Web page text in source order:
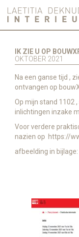
IK ZIE U OP
OKTOBER 2021
Na een ganse tijd ,
ontvangen op
Op mijn stand 1102
inlichtingen inzake
Voor verdere
nazien op https://
afbeelding in